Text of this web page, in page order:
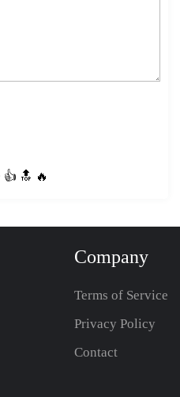
👍 🔝 🔥
Company
Terms of Service
Privacy Policy
Contact